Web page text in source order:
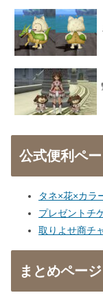
公式便利ペ
タネ×花×カラ
プレゼントチ
取りよせ商チ
まとめページ